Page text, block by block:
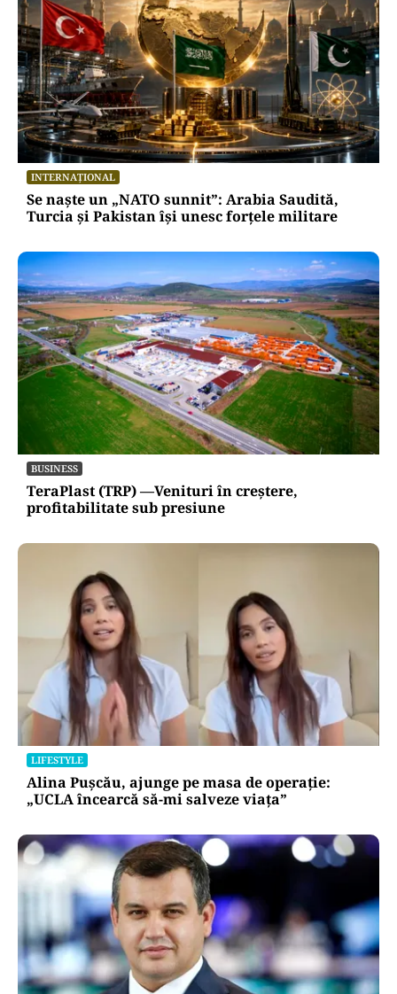
INTERNAȚIONAL
Se naște un „NATO sunnit”: Arabia Saudită,
Turcia și Pakistan își unesc forțele militare
BUSINESS
TeraPlast (TRP) —Venituri în creștere,
profitabilitate sub presiune
LIFESTYLE
Alina Pușcău, ajunge pe masa de operație:
„UCLA încearcă să-mi salveze viața”